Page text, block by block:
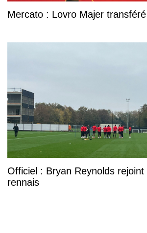
Mercato : Lovro Majer
Officiel : Bryan Reynolds rejoint
rennais